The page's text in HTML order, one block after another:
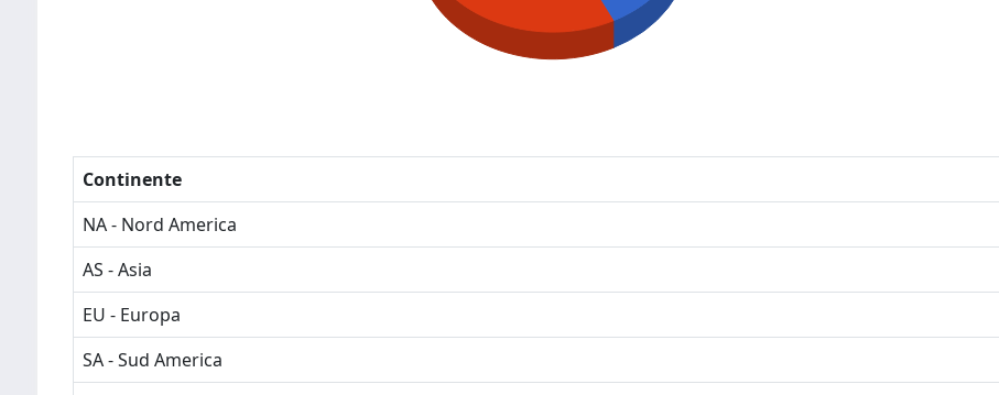
Continente
NA - Nord America
AS - Asia
EU - Europa
SA - Sud America